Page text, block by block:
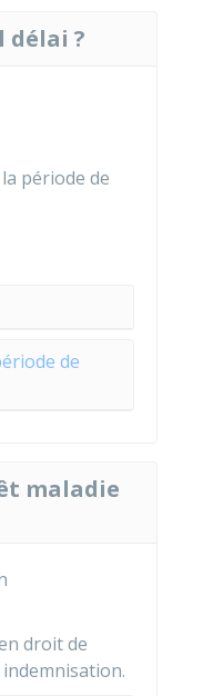
délai ?
période de
de
maladie
droit de